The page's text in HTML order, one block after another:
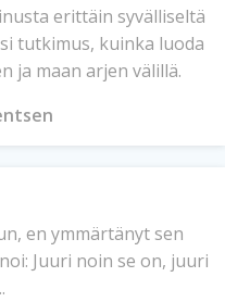
erittäin syvälliseltä
tutkimus, kuinka luoda
ja maan arjen välillä.
en ymmärtänyt sen
Juuri noin se on, juuri